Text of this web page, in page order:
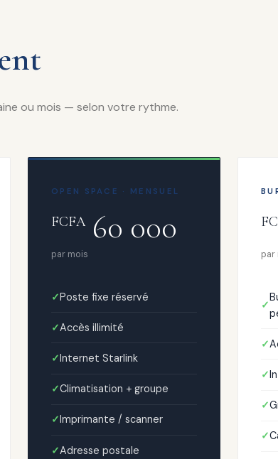
ou mois — selon votre rythme.
OPEN SPACE · MENSUEL
FCFA60 000
par mois
Poste fixe réservé
Accès illimité
Internet Starlink
Climatisation + groupe
Imprimante / scanner
Adresse postale
par